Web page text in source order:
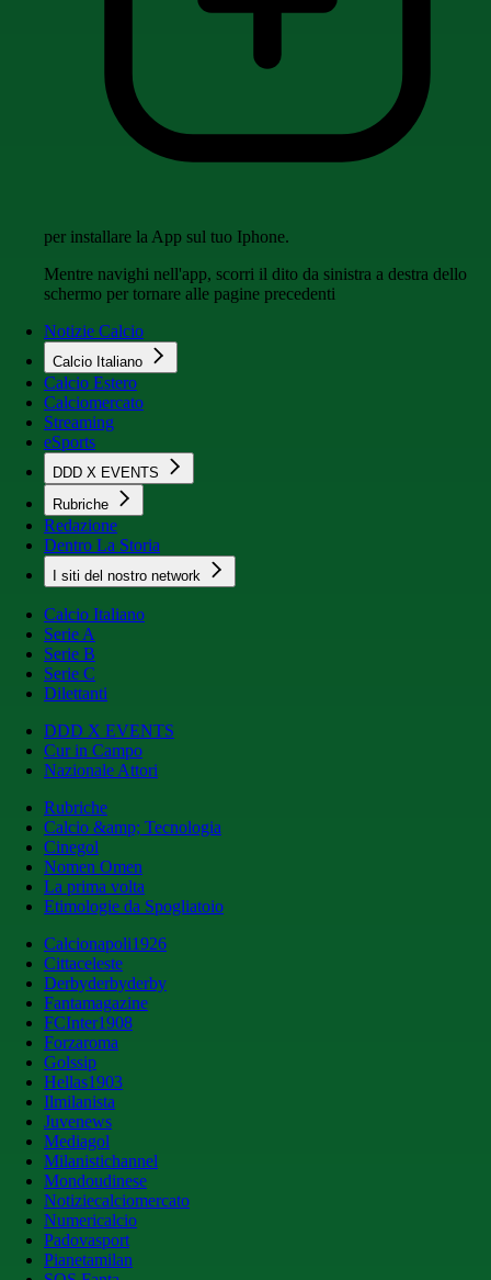
per installare la App sul tuo Iphone.
Mentre navighi nell'app, scorri il dito da sinistra a destra dello
schermo per tornare alle pagine precedenti
Notizie Calcio
Calcio Italiano
Calcio Estero
Calciomercato
Streaming
eSports
DDD X EVENTS
Rubriche
Redazione
Dentro La Storia
I siti del nostro network
Calcio Italiano
Serie A
Serie B
Serie C
Dilettanti
DDD X EVENTS
Cur in Campo
Nazionale Attori
Rubriche
Calcio &amp; Tecnologia
Cinegol
Nomen Omen
La prima volta
Etimologie da Spogliatoio
Calcionapoli1926
Cittaceleste
Derbyderbyderby
Fantamagazine
FCInter1908
Forzaroma
Golssip
Hellas1903
Ilmilanista
Juvenews
Mediagol
Milanistichannel
Mondoudinese
Notiziecalciomercato
Numericalcio
Padovasport
Pianetamilan